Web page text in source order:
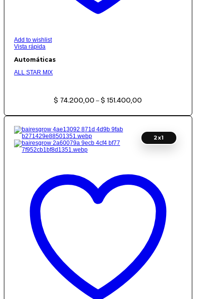
Add to wishlist
Vista rápida
Automáticas
ALL STAR MIX
$ 74.200,00 – $ 151.400,00
$ 151.400,00
2x1